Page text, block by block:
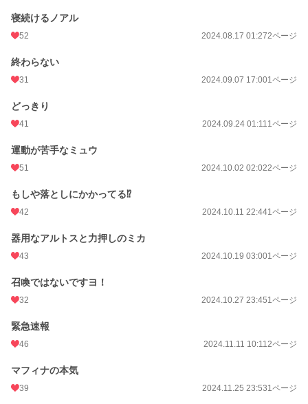
寝続けるノアル
52 2024.08.17 01:272ページ
終わらない
31 2024.09.07 17:001ページ
どっきり
41 2024.09.24 01:111ページ
運動が苦手なミュウ
51 2024.10.02 02:022ページ
もしや落としにかかってる⁉
42 2024.10.11 22:441ページ
器用なアルトスと力押しのミカ
43 2024.10.19 03:001ページ
召喚ではないですヨ！
32 2024.10.27 23:451ページ
緊急速報
46 2024.11.11 10:112ページ
マフィナの本気
39 2024.11.25 23:531ページ